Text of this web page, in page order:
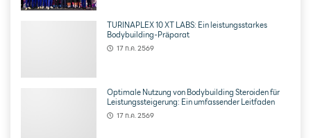
TURINAPLEX 10 XT LABS: Ein leistungsstarkes
Bodybuilding-Präparat
17 ก.ค. 2569
Optimale Nutzung von Bodybuilding Steroiden für
Leistungssteigerung: Ein umfassender Leitfaden
17 ก.ค. 2569